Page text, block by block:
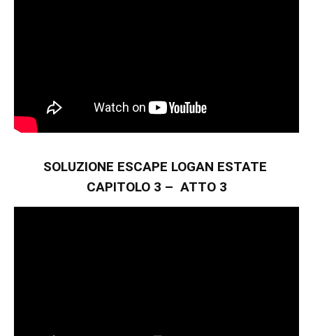
SOLUZIONE ESCAPE LOGAN ESTATE
CAPITOLO 3 – ATTO 3